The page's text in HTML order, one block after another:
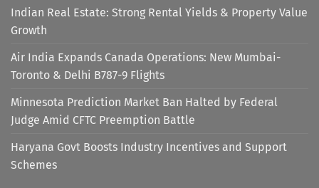
Indian Real Estate: Strong Rental Yields & Property Value
Growth
Air India Expands Canada Operations: New Mumbai-
Toronto & Delhi B787-9 Flights
Minnesota Prediction Market Ban Halted by Federal
Judge Amid CFTC Preemption Battle
Haryana Govt Boosts Industry Incentives and Support
Schemes